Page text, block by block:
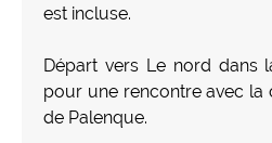
est incluse.
Départ vers Le nord dans
pour une rencontre avec la
de Palenque.